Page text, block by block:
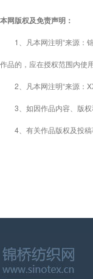
本网版权及免责声明：
1、凡本网注明“来源：锦
作品的，应在授权范围内使
2、凡本网注明“来源：
3、如因作品内容、版权
4、有关作品版权及投稿